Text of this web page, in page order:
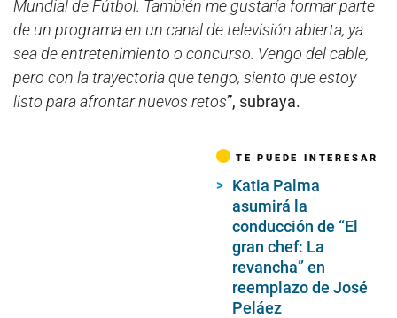
Mundial de Fútbol. También me gustaría formar parte
de un programa en un canal de televisión abierta, ya
sea de entretenimiento o concurso. Vengo del cable,
pero con la trayectoria que tengo, siento que estoy
listo para afrontar nuevos retos”, subraya.
TE PUEDE INTERESAR
Katia Palma
asumirá la
conducción de “El
gran chef: La
revancha” en
reemplazo de José
Peláez